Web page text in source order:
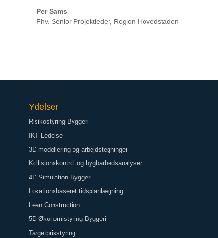
Per Sams
Fhv. Senior Projektleder, Region Hovedstaden
Ydelser
Risikostyring Byggeri
IKT Ledelse
3D modellering og arbejdstegninger
Kollisionskontrol og bygbarhedsanalyser
4D Simulation Byggeri
Lokationsbaseret tidsplanlægning
Lean Construction
5D Økonomistyring Byggeri
Targetprisstyring